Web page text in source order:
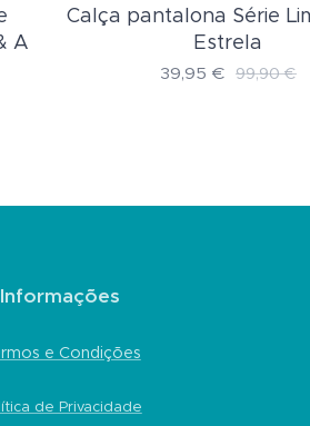
A
Calça pantalona Série
Estrela
39,95 € 99,90€
Informações
e Condições
de Privacidade